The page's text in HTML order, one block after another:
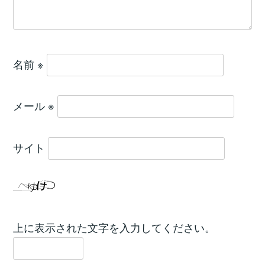
名前 ※
メール ※
サイト
上に表示された文字を入力してください。